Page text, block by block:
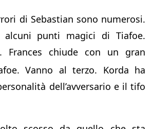
di Sebastian sono numerosi.
alcuni punti magici di Tiafoe.
Frances chiude con un gran
Vanno al terzo. Korda ha
dell’avversario e il tifo